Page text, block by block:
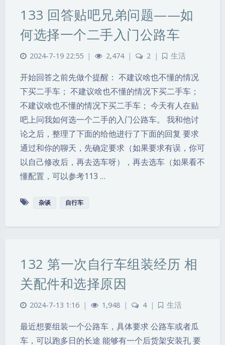
133 回答贴吧兄弟问题——如
何选择一个二手入门公路车
2024-7-19 22:55 | 2,474 | 2 | 生活
开始回答之前先做个提醒： 不建议啥也不懂的情况
下买二手车； 不建议啥也不懂的情况下买二手车；
不建议啥也不懂的情况下买二手车； 今天有人在贴
吧上问我如何选一个二手的入门公路车。 我和他讨
论之后，整理了下面的给他进行了下面的回复 要求
通过和你的聊天，先确定要求（如果要求有误，你可
以自己修改后，再去选车呀），再去选车（如果看不
懂配置，可以参考113 …
杂谈 自行车
132 第一次自行车组装经历 相
关配件和选择原因
2024-7-13 1:16 | 1,948 | 4 | 生活
最近想要组装一个公路车，具体要求 公路车或者瓜
车，可以跑多日的长途 能够有一个后货架安装孔 要